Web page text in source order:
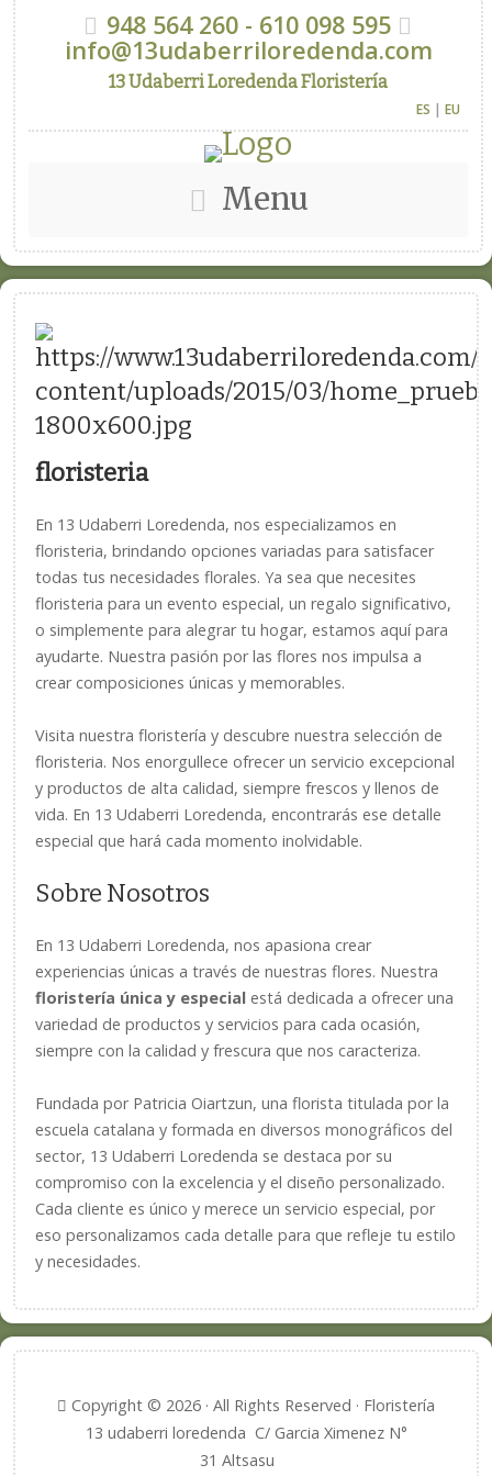
948 564 260 - 610 098 595
info@13udaberriloredenda.com
13 Udaberri Loredenda Floristería
ES | EU
Menu
floristeria
En 13 Udaberri Loredenda, nos especializamos en
floristeria, brindando opciones variadas para satisfacer
todas tus necesidades florales. Ya sea que necesites
floristeria para un evento especial, un regalo significativo,
o simplemente para alegrar tu hogar, estamos aquí para
ayudarte. Nuestra pasión por las flores nos impulsa a
crear composiciones únicas y memorables.
Visita nuestra floristería y descubre nuestra selección de
floristeria. Nos enorgullece ofrecer un servicio excepcional
y productos de alta calidad, siempre frescos y llenos de
vida. En 13 Udaberri Loredenda, encontrarás ese detalle
especial que hará cada momento inolvidable.
Sobre Nosotros
En 13 Udaberri Loredenda, nos apasiona crear
experiencias únicas a través de nuestras flores. Nuestra
floristería única y especial está dedicada a ofrecer una
variedad de productos y servicios para cada ocasión,
siempre con la calidad y frescura que nos caracteriza.
Fundada por Patricia Oiartzun, una florista titulada por la
escuela catalana y formada en diversos monográficos del
sector, 13 Udaberri Loredenda se destaca por su
compromiso con la excelencia y el diseño personalizado.
Cada cliente es único y merece un servicio especial, por
eso personalizamos cada detalle para que refleje tu estilo
y necesidades.
Copyright © 2026 · All Rights Reserved · Floristería
13 udaberri loredenda C/ Garcia Ximenez N°
31 Altsasu